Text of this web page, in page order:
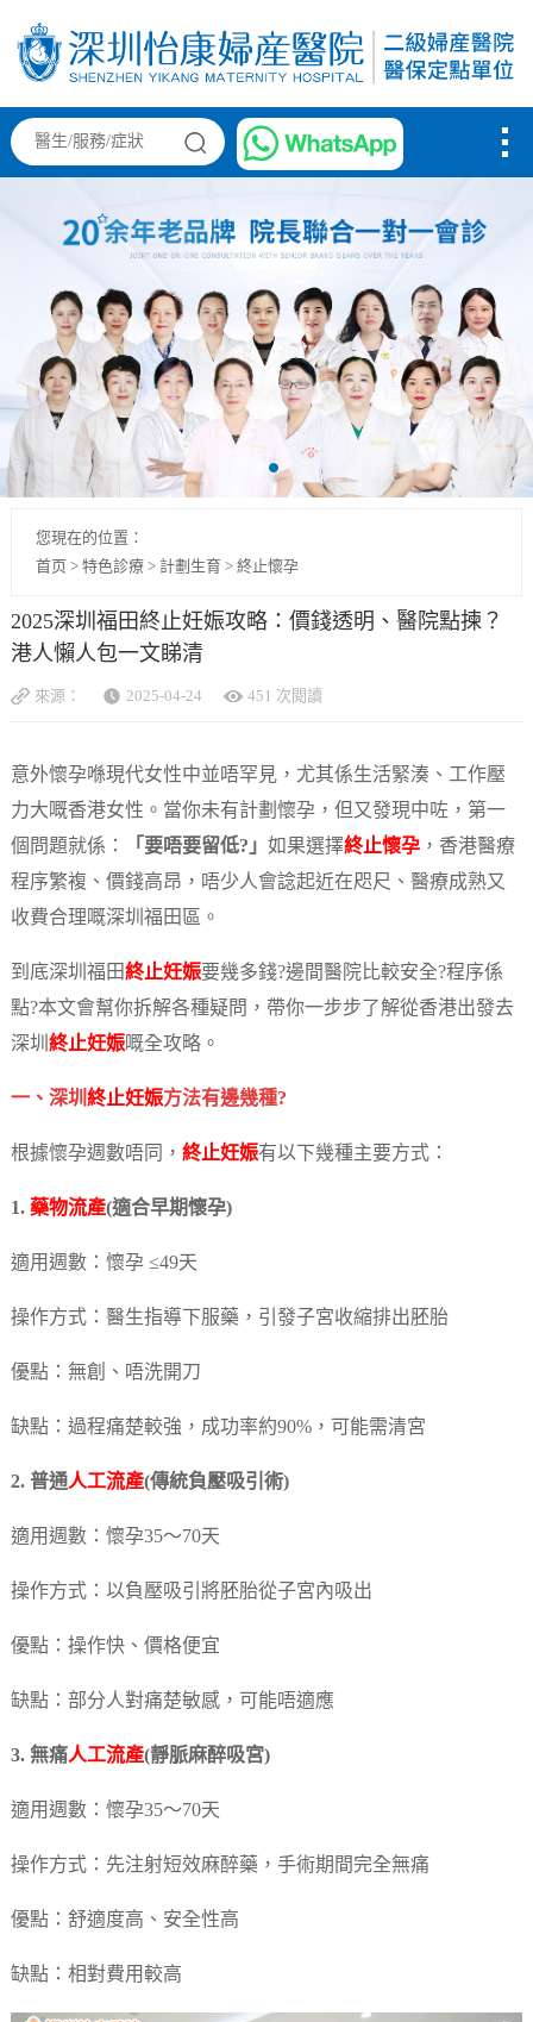
您現在的位置：
首页 > 特色診療> 計劃生育> 終止懷孕
2025深圳福田終止妊娠攻略：價錢透明、醫院點揀？
港人懶人包一文睇清
來源： 2025-04-24 451 次閱讀
意外懷孕喺現代女性中並唔罕見，尤其係生活緊湊、工作壓
力大嘅香港女性。當你未有計劃懷孕，但又發現中咗，第一
個問題就係：
「要唔要留低?」 如果選擇終止懷孕，香港醫療
程序繁複、價錢高昂，唔少人會諗起近在咫尺、醫療成熟又
收費合理嘅深圳福田區。
到底深圳福田終止妊娠要幾多錢?邊間醫院比較安全?程序係
點?本文會幫你拆解各種疑問，帶你一步步了解從香港出發去
深圳 終止妊娠嘅全攻略。
一、深圳 終止妊娠方法有邊幾種?
根據懷孕週數唔同， 終止妊娠有以下幾種主要方式：
1. 藥物流產(適合早期懷孕)
適用週數：懷孕 ≤49天
操作方式：醫生指導下服藥，引發子宮收縮排出胚胎
優點：無創、唔洗開刀
缺點：過程痛楚較強，成功率約90%，可能需清宮
2. 普通人工流產(傳統負壓吸引術)
適用週數：懷孕35～70天
操作方式：以負壓吸引將胚胎從子宮內吸出
優點：操作快、價格便宜
缺點：部分人對痛楚敏感，可能唔適應
3. 無痛人工流產(靜脈麻醉吸宮)
適用週數：懷孕35～70天
操作方式：先注射短效麻醉藥，手術期間完全無痛
優點：舒適度高、安全性高
缺點：相對費用較高